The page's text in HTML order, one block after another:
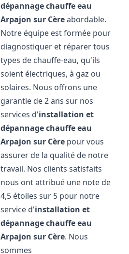
dépannage chauffe eau
Arpajon sur Cèreabordable.
Notre équipe est formée pour
diagnostiquer et réparer tous
types de chauffe-eau, qu'ils
soient électriques, à gaz ou
solaires. Nous offrons une
garantie de 2 ans sur nos
services d'installation et
dépannage chauffe eau
Arpajon sur Cère pour vous
assurer de la qualité de notre
travail. Nos clients satisfaits
nous ont attribué une note de
4,5 étoiles sur 5 pour notre
service d'installation et
dépannage chauffe eau
Arpajon sur Cère. Nous
sommes